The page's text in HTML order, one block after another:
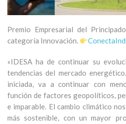
Premio Empresarial del
categoría Innovación.
«IDESA ha de continuar su
tendencias del mercado
iniciada, va a continuar con
función de factores geopolíticos,
e imparable. El cambio climático
más sostenible, con un mayor